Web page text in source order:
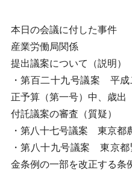
本日の会議に付した事件
産業労働局関係
提出議案について（説明）
・第百二十九号議案 平
正予算（第一号）中、歳
付託議案の審査（質疑）
・第八十七号議案 東京都
・第八十九号議案 東京
金条例の一部を改正する条